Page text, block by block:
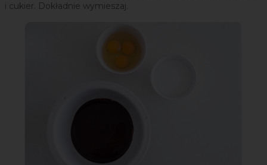
i cukier. Dokładnie wymieszaj.